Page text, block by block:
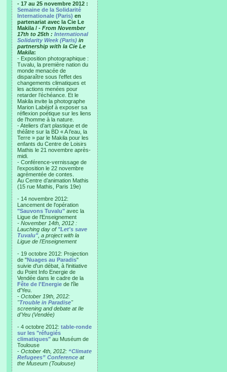
- 17 au 25 novembre 2012 :
Semaine de la Solidarité
Internationale (Paris) en
partenariat avec la Cie Le
Makila / - From November
17th to 25th : International
Solidarity Week (Paris) in
partnership with la Cie Le
Makila:
- Exposition photographique :
Tuvalu, la première nation du
monde menacée de
disparaître sous l’effet des
changements climatiques et
les actions menées pour
retarder l’échéance. Et le
Makila invite la photographe
Marion Labéjof à exposer sa
réflexion poétique sur les liens
de l’homme à la nature.
- Ateliers d’art plastique et de
théâtre sur la BD « A l’eau, la
Terre » par le Makila pour les
enfants du Centre de Loisirs
Mathis le 21 novembre après-
midi.
- Conférence-vernissage de
l’exposition le 22 novembre
agrémentée de contes.
Au Centre d’animation Mathis
(15 rue Mathis, Paris 19e)
- 14 novembre 2012:
Lancement de l'opération
"Sauvons Tuvalu" avec la
Ligue de l'Enseignement
- November 14th, 2012 :
Lauching day of "Let's save
Tuvalu", a project with la
Ligue de l'Enseignement
- 19 octobre 2012: Projection
de "Nuages au Paradis"
suivie d'un débat, à l'initiative
du Point Info Energie de
Vendée dans le cadre de la
Fête de l'Energie de l'île
d'Yeu.
- October 19th, 2012:
"Trouble in Paradise"
screening and debate at Ile
d'Yeu (Vendée)
- 4 octobre 2012: table-ronde
sur les "réfugiés
climatiques" au Muséum de
Toulouse
- October 4th, 2012: “Climate
Refugees” Conference at
the Museum (Toulouse)